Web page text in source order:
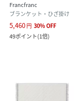
Francfranc
ブランケット・ひざ掛け
5,460円 30%OFF
49ポイント(1倍)